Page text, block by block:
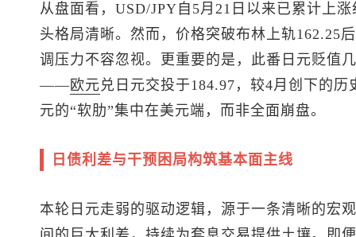
从盘面看，USD/JPY自5月21日以来已累计上
头格局清晰。然而，价格突破布林上轨162.25
调压力不容忽视。更重要的是，此番日元贬值
——欧元兑日元交投于184.97，较4月创下的
元的“软肋”集中在美元端，而非全面崩盘。
日债利差与干预困局构筑基本面主线
本轮日元走弱的驱动逻辑，源于一条清晰的宏